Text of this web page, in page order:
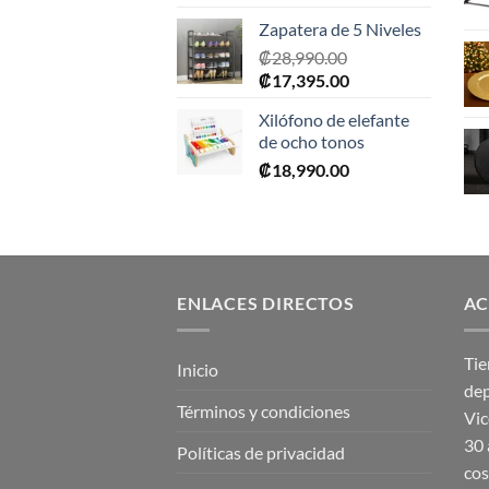
Zapatera de 5 Niveles
₡28,990.00
El
original
era:
₡28,990.00.
₡17,395.00El
actual
es:
₡17,395.00.
Xilófono de elefante
de ocho tonos
₡18,990.00
ENLACES DIRECTOS
Inicio
Términos y condiciones
Políticas de privacidad
30